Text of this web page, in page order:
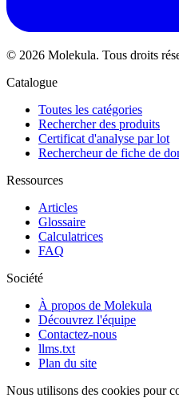
© 2026 Molekula. Tous droits
Catalogue
Toutes les catégories
Rechercher des produits
Certificat d'analyse par lot
Rechercheur de fiche de
Ressources
Articles
Glossaire
Calculatrices
FAQ
Société
À propos de Molekula
Découvrez l'équipe
Contactez-nous
llms.txt
Plan du site
Nous utilisons des cookies pour